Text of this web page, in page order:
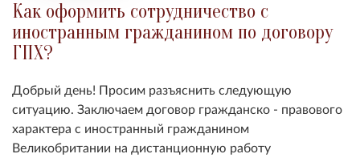
Как оформить сотрудничество с
иностранным гражданином по договору
ГПХ?
Добрый день! Просим разъяснить следующую
ситуацию. Заключаем договор гражданско - правового
характера с иностранный гражданином
Великобритании на дистанционную работу